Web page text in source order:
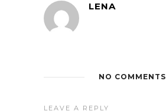
LENA
NO COMMENTS
LEAVE A REPLY